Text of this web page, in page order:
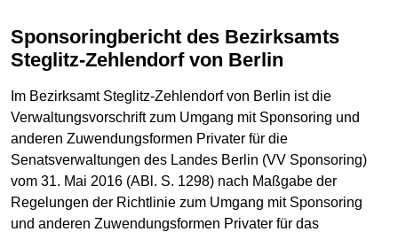
Sponsoringbericht des Bezirksamts
Steglitz-Zehlendorf von Berlin
Im Bezirksamt Steglitz-Zehlendorf von Berlin ist die
Verwaltungsvorschrift zum Umgang mit Sponsoring und
anderen Zuwendungsformen Privater für die
Senatsverwaltungen des Landes Berlin (VV Sponsoring)
vom 31. Mai 2016 (ABl. S. 1298) nach Maßgabe der
Regelungen der Richtlinie zum Umgang mit Sponsoring
und anderen Zuwendungsformen Privater für das